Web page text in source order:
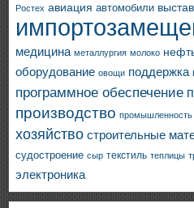
Ростех авиация автомобили
медицина металлургия молоко
оборудование овощи поддержка
программное обеспечение
производство промышленность
хозяйство строительные
судостроение сыр текстиль теплицы
электроника